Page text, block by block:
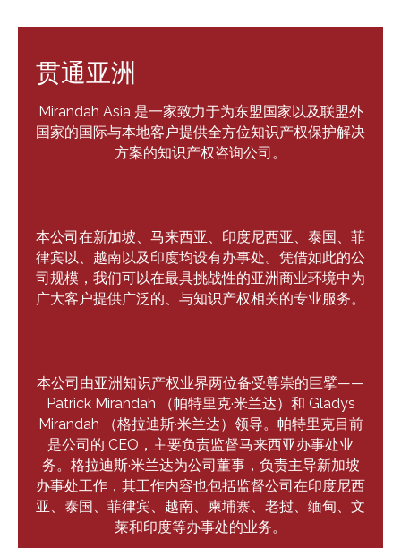
Search
贯通亚洲
Mirandah Asia 是一家致力于为东盟国家以及联盟外
国家的国际与本地客户提供全方位知识产权保护解决
方案的知识产权咨询公司。
本公司在新加坡、马来西亚、印度尼西亚、泰国、菲
律宾以、越南以及印度均设有办事处。凭借如此的公
司规模，我们可以在最具挑战性的亚洲商业环境中为
广大客户提供广泛的、与知识产权相关的专业服务。
本公司由亚洲知识产权业界两位备受尊崇的巨擘——
Patrick Mirandah （帕特里克·米兰达）和 Gladys
Mirandah （格拉迪斯·米兰达）领导。帕特里克目前
是公司的 CEO，主要负责监督马来西亚办事处业
务。格拉迪斯·米兰达为公司董事，负责主导新加坡
办事处工作，其工作内容也包括监督公司在印度尼西
亚、泰国、菲律宾、越南、柬埔寨、老挝、缅甸、文
莱和印度等办事处的业务。